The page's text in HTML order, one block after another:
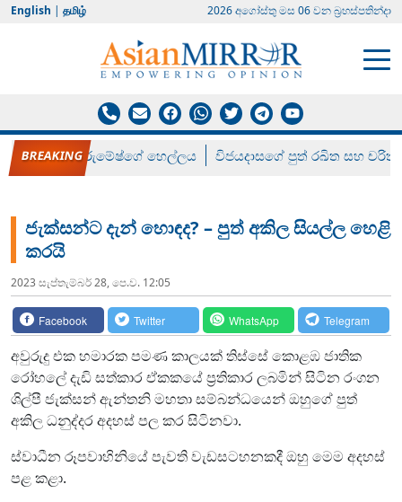
English | தமிழ் 2026 අගෝස්‍තු මස 06 වන බ්‍රහස්පතින්දා
රන් ගෙනා රුමේෂ්ගේ හෙල්ලය විජයදාසගේ පුත් රඛිත සහ චරිත්
ජැක්සන්ට දැන් හොඳද? – පුත් අකිල සියල්ල හෙළි
කරයි
2023 සැප්‍තැම්‍බර් 28, පෙ.ව. 12:05
Facebook Twitter WhatsApp Telegram
අවුරුදු එක හමාරක පමණ කාලයක් තිස්සේ කොළඹ ජාතික
රෝහලේ දැඩි සත්කාර ඒකකයේ ප්‍රතිකාර ලබමින් සිටින රංගන
ශිල්පී ජැක්සන් ඇන්තනි මහතා සම්බන්ධයෙන් ඔහුගේ පුත්
අකිල ධනුද්දර අදහස් පල කර සිටිනවා.
ස්වාධීන රූපවාහිනියේ පැවති වැඩසටහනකදී ඔහු මෙම අදහස්
පළ කළා.